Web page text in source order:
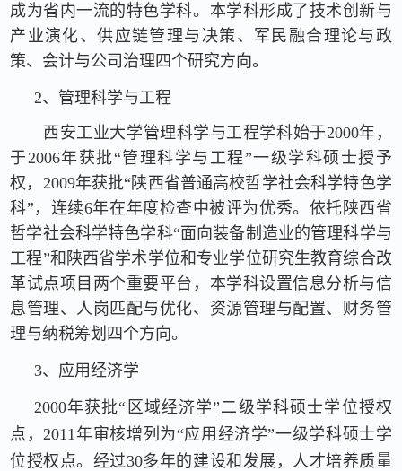
成为省内一流的特色学科。本学科形成了技术创新与
产业演化、供应链管理与决策、军民融合理论与政
策、会计与公司治理四个研究方向。
2、管理科学与工程
西安工业大学管理科学与工程学科始于2000年，
于2006年获批“管理科学与工程”一级学科硕士授予
权，2009年获批“陕西省普通高校哲学社会科学特色学
科”，连续6年在年度检查中被评为优秀。依托陕西省
哲学社会科学特色学科“面向装备制造业的管理科学与
工程”和陕西省学术学位和专业学位研究生教育综合改
革试点项目两个重要平台，本学科设置信息分析与信
息管理、人岗匹配与优化、资源管理与配置、财务管
理与纳税筹划四个方向。
3、应用经济学
2000年获批“区域经济学”二级学科硕士学位授权
点，2011年审核增列为“应用经济学”一级学科硕士学
位授权点。经过30多年的建设和发展，人才培养质量